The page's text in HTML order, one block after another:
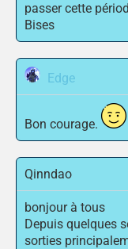
passer cette
Bises
Edge
Bon courage.
Qinndao
bonjour à tous
Depuis quelques
sorties